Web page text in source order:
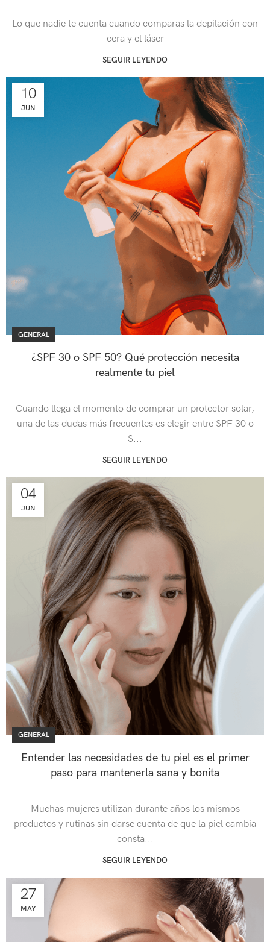
Lo que nadie te cuenta cuando comparas la depilación con
cera y el láser
SEGUIR LEYENDO
10
JUN
GENERAL
¿SPF 30 o SPF 50? Qué protección necesita
realmente tu piel
Cuando llega el momento de comprar un protector solar,
una de las dudas más frecuentes es elegir entre SPF 30 o
S...
SEGUIR LEYENDO
04
JUN
GENERAL
Entender las necesidades de tu piel es el primer
paso para mantenerla sana y bonita
Muchas mujeres utilizan durante años los mismos
productos y rutinas sin darse cuenta de que la piel cambia
consta...
SEGUIR LEYENDO
27
MAY